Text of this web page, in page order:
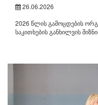
26.06.2026
2026 წლის გამოცდების
საკითხების განხილვის